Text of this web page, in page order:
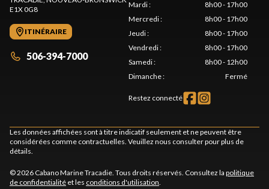
E1X 0G8
ITINÉRAIRE
506-394-7000
Mardi:
8h00 - 17h00
Mercredi:
8h00 - 17h00
Jeudi:
8h00 - 17h00
Vendredi:
8h00 - 17h00
Samedi:
8h00 - 12h00
Dimanche: Fermé
Restez connecté
Les données affichées sont à titre indicatif seulement et ne peuvent être
considérées comme contractuelles. Veuillez nous consulter pour plus de
détails.
© 2026 Cabano Marine Tracadie. Tous droits réservés. Consultez la politique
de confidentialité et les conditions d'utilisation